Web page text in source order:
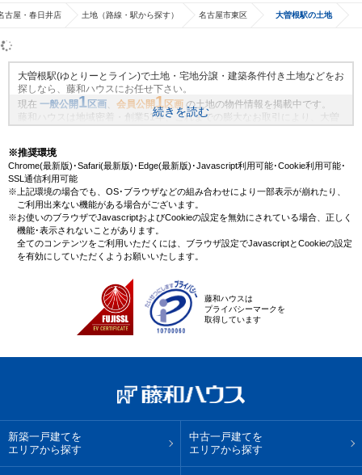
古屋・春日井店 土地（路線・駅から探す） 名古屋市東区 大曽根駅の土地
大曽根駅(ゆとりーとライン)で土地・宅地分譲・建築条件付き土地などをお
探しなら、藤和ハウスにお任せ下さい。
現在 一般公開1区画 会員公開1区画 の土地の物件情報を掲載中です。
藤和ハウスは地域密着・創業51年、これまでの膨大なお取引により、大曽
根駅(ゆとりーとライン)の新規物件情報や、未公開不動産物件情報も沢山ご
続きを読む
※推奨環境
Chrome(最新版)･Safari(最新版)･Edge(最新版)･Javascript利用可能･Cookie利用可能･
SSL通信利用可能
※上記環境の場合でも、OS･ブラウザなどの組み合わせにより一部表示が崩れたり、
ご利用出来ない機能がある場合がございます。
※お使いのブラウザでJavascriptおよびCookieの設定を無効にされている場合、正しく
機能･表示されないことがあります。
全てのコンテンツをご利用いただくには、ブラウザ設定でJavascriptとCookieの設定
を有効にしていただくようお願いいたします。
藤和ハウスは
プライバシーマークを
取得しています
新築一戸建てを
エリアから探す
中古一戸建てを
エリアから探す